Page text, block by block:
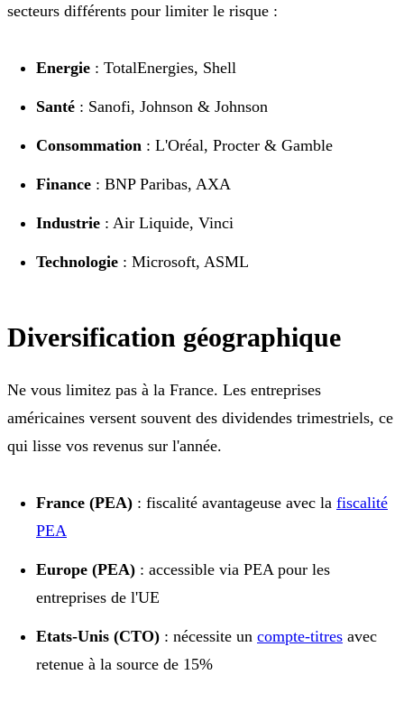
secteurs différents pour limiter le risque :
Energie : TotalEnergies, Shell
Santé : Sanofi, Johnson & Johnson
Consommation : L'Oréal, Procter & Gamble
Finance : BNP Paribas, AXA
Industrie : Air Liquide, Vinci
Technologie : Microsoft, ASML
Diversification géographique
Ne vous limitez pas à la France. Les entreprises
américaines versent souvent des dividendes trimestriels, ce
qui lisse vos revenus sur l'année.
France (PEA) : fiscalité avantageuse avec la fiscalité
PEA
Europe (PEA) : accessible via PEA pour les
entreprises de l'UE
Etats-Unis (CTO) : nécessite un compte-titres avec
retenue à la source de 15%